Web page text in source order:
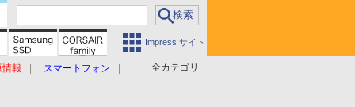
Impress サイト
全カテゴリ
情報 スマートフォン